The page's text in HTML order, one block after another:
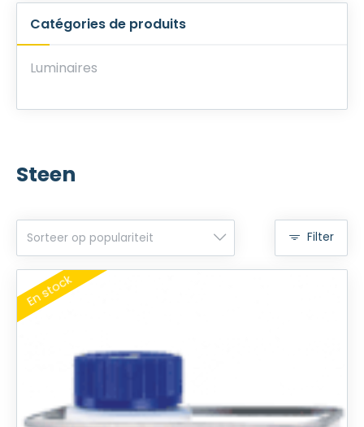
Catégories de produits
Luminaires
Steen
Filter